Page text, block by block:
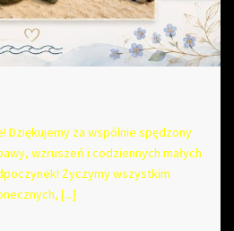
Dziękujemy za wspólnie spędzony
wzruszeń i codziennych małych
Życzymy wszystkim
[...]